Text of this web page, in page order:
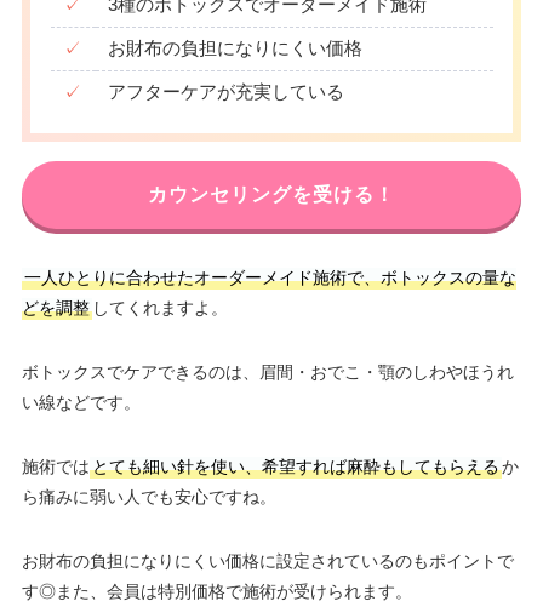
✓ 3種のボトックスでオーダーメイド施術
✓ お財布の負担になりにくい価格
✓ アフターケアが充実している
カウンセリングを受ける！
一人ひとりに合わせたオーダーメイド施術で、ボトックスの量な
どを調整してくれますよ。
ボトックスでケアできるのは、眉間・おでこ・顎のしわやほうれ
い線などです。
施術ではとても細い針を使い、希望すれば麻酔もしてもらえるか
ら痛みに弱い人でも安心ですね。
お財布の負担になりにくい価格に設定されているのもポイントで
す◎また、会員は特別価格で施術が受けられます。